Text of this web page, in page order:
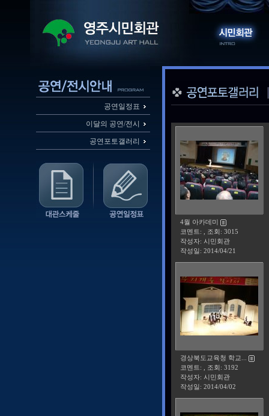
공연일정표
이달의 공연/전시
공연포토갤러리
4월 아카데미
코멘트: , 조회: 3015
작성자: 시민회관
작성일: 2014/04/21
경상북도교육청 학교...
코멘트: , 조회: 3192
작성자: 시민회관
작성일: 2014/04/02